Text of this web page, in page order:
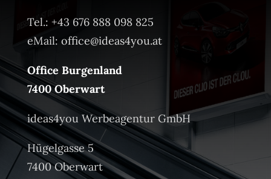
Tel.: +43 676 888 098 825
eMail: office@ideas4you.at
Office Burgenland
7400 Oberwart
ideas4you Werbeagentur GmbH
Hügelgasse 5
7400 Oberwart